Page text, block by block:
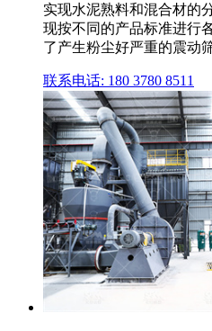
实现水泥熟料和混合材的
现按不同的产品标准进行
了产生粉尘好严重的震动
联系电话: 180 3780 8511